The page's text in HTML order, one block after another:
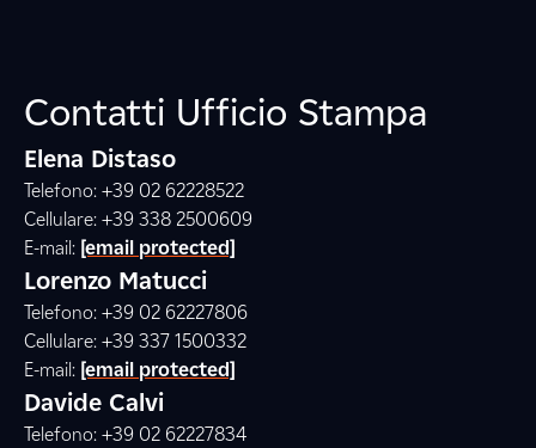
Contatti Ufficio Stampa
Elena Distaso
Telefono: +39 02 62228522
Cellulare: +39 338 2500609
E-mail: [email protected]
Lorenzo Matucci
Telefono: +39 02 62227806
Cellulare: +39 337 1500332
E-mail: [email protected]
Davide Calvi
Telefono: +39 02 62227834